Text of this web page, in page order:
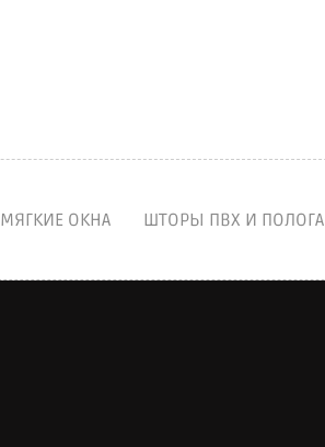
МЯГКИЕ ОКНА ШТОРЫ ПВХ И ПОЛОГА